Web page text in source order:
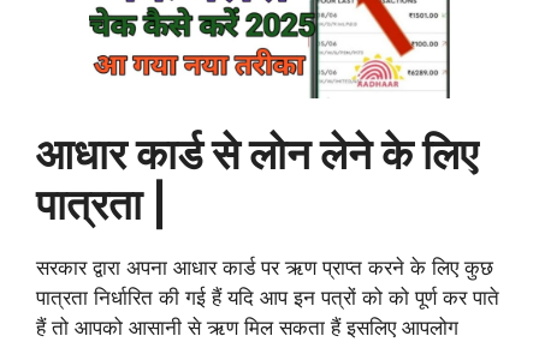
आधार कार्ड से लोन लेने के लिए
पात्रता |
सरकार द्वारा अपना आधार कार्ड पर ऋण प्राप्त करने के लिए कुछ
पात्रता निर्धारित की गई हैं यदि आप इन पत्रों को को पूर्ण कर पाते
हैं तो आपको आसानी से ऋण मिल सकता हैं इसलिए आपलोग